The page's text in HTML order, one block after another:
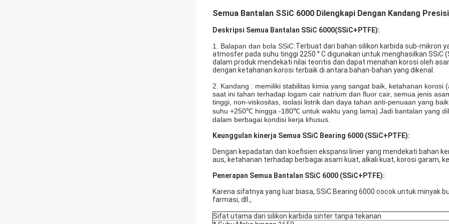
Semua Bantalan SSiC 6000 Dilengkapi Dengan Kandang
Deskripsi Semua Bantalan SSiC 6000(SSiC+PTFE):
1. Balapan dan bola SSiC:Terbuat dari bahan silikon karbida sub-mikron
atmosfer pada suhu tinggi 2250 ° C digunakan untuk menghasilkan SSiC
dalam produk mendekati nilai teoritis dan dapat menahan korosi oleh
dengan ketahanan korosi terbaik di antara bahan-bahan yang dikenal.
2. Kandang : memiliki stabilitas kimia yang sangat baik, ketahanan
saat ini tahan terhadap logam cair natrium dan fluor cair, semua jenis
tinggi, non-viskositas, isolasi listrik dan daya tahan anti-penuaan yang
suhu +250℃ hingga -180℃ untuk waktu yang lama).Jadi bantalan yang
dalam berbagai kondisi kerja khusus.
Keunggulan kinerja Semua SSiC Bearing 6000 (SSiC+PTFE):
Dengan kepadatan dan koefisien ekspansi linier yang mendekati bahan
aus, ketahanan terhadap berbagai asam kuat, alkali kuat, korosi garam,
Penerapan Semua Bantalan SSiC 6000 (SSiC+PTFE):
Karena sifatnya yang luar biasa, SSiC Bearing 6000 cocok untuk minyak
farmasi, dll.,.
Sifat utama dari silikon karbida sinter tanpa tekanan